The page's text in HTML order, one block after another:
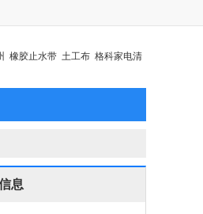
橡胶止水带 土工布 格科家电清
息